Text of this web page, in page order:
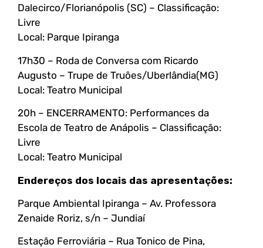
Dalecirco/Florianópolis (SC) – Classificação:
Livre
Local: Parque Ipiranga
17h30 – Roda de Conversa com Ricardo
Augusto – Trupe de Truôes/Uberlândia(MG)
Local: Teatro Municipal
20h – ENCERRAMENTO: Performances da
Escola de Teatro de Anápolis – Classificação:
Livre
Local: Teatro Municipal
Endereços dos locais das apresentações:
Parque Ambiental Ipiranga – Av. Professora
Zenaide Roriz, s/n – Jundiaí
Estação Ferroviária – Rua Tonico de Pina,